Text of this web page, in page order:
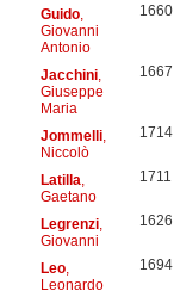
Guido,
Giovanni
Antonio
1660
Jacchini,
Giuseppe
Maria
1667
Jommelli,
Niccolò
1714
Latilla
Gaetano
1711
Legrenzi,
Giovanni
1626
Leo,
Leonardo
1694